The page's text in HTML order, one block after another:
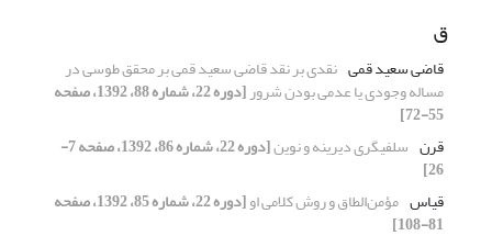
ق
قاضی سعید قمی نقدی بر نقد قاضی سعید قمی بر محقق طوسی در
مساله وجودی یا عدمی بودن شرور [دوره 22، شماره 88، 1392، صفحه
55-72]
قرن سلفى‏گرى دیرینه و نوین [دوره 22، شماره 86، 1392، صفحه 7-
26]
قیاس مؤمن‌الطاق و روش کلامی او [دوره 22، شماره 85، 1392، صفحه
81-108]